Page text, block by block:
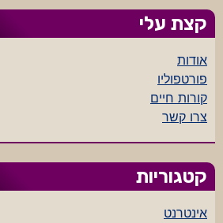
קצת עלי
אודות
פורטפוליו
קורות חיים
צרו קשר
קטגוריות
אינטרנט